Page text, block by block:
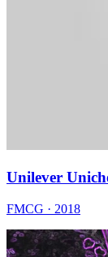
Unilever
FMCG · 2018